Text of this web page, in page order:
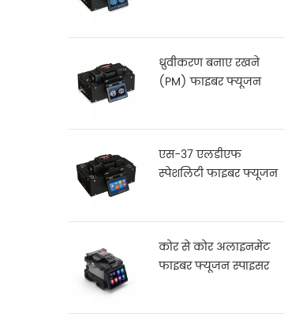
ध्रुवीकरण बनाए रखने
(PM) फाइबर फ्यूजन
एस-37 एलडीएफ
स्पेशलिटी फाइबर फ्यूजन
कोर से कोर अलाइनमेंट
फाइबर फ्यूजन स्पाइसर